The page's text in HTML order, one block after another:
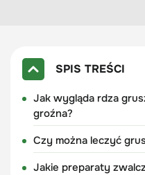
SPIS TREŚCI
Jak wygląda rdza
groźna?
Czy można leczyć
Jakie preparaty